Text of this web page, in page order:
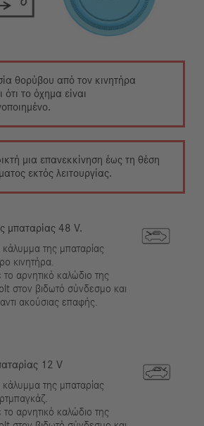
θορύβου από τον κινητήρα
ότι το όχημα είναι
μια επανεκκίνηση έως τη θέση
εκτός λειτουργίας.
μπαταρίας 48 V.
κάλυμμα της μπαταρίας
κινητήρα.
αρνητικό καλώδιο της
στον βιδωτό σύνδεσμο και
ακούσιας επαφής.
12 V
κάλυμμα της μπαταρίας
αρνητικό καλώδιο της